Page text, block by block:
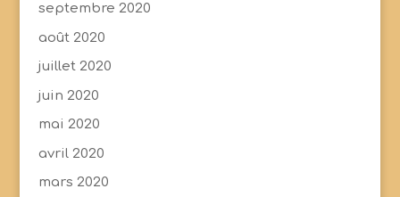
septembre 2020
août 2020
juillet 2020
juin 2020
mai 2020
avril 2020
mars 2020